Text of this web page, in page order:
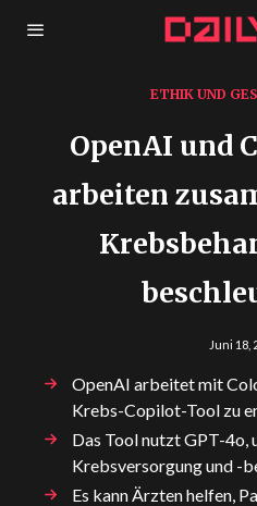
ETHIK UND
OpenAI und
arbeiten
Juni 18,
OpenAI arbeitet mit
Krebs-Copilot-Tool zu
Das Tool nutzt GPT-4o,
Krebsversorgung und -
Es kann Ärzten helfen,